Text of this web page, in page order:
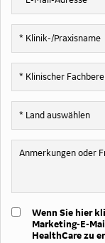
Wenn Sie hier
Marketing-E-
HealthCare zu